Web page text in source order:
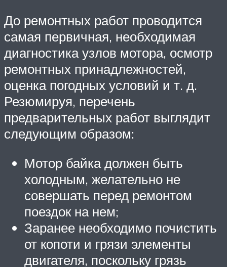
До ремонтных работ проводится
самая первичная, необходимая
диагностика узлов мотора, осмотр
ремонтных принадлежностей,
оценка погодных условий и т. д.
Резюмируя, перечень
предварительных работ выглядит
следующим образом:
Мотор байка должен быть
холодным, желательно не
совершать перед ремонтом
поездок на нем;
Заранее необходимо почистить
от копоти и грязи элементы
двигателя, поскольку грязь